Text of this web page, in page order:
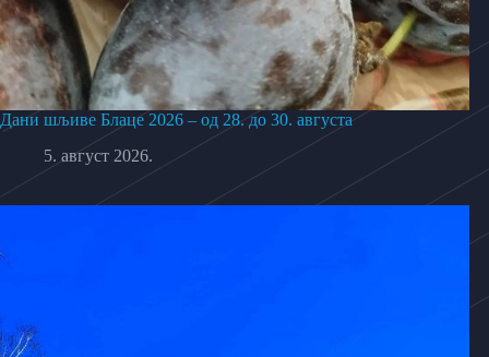
Дани шљиве Блаце 2026 – од 28. до 30. августа
5. август 2026.